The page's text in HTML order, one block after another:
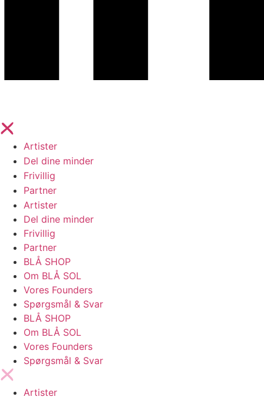
Artister
Del dine minder
Frivillig
Partner
Artister
Del dine minder
Frivillig
Partner
BLÅ SHOP
Om BLÅ SOL
Vores Founders
Spørgsmål & Svar
BLÅ SHOP
Om BLÅ SOL
Vores Founders
Spørgsmål & Svar
Artister